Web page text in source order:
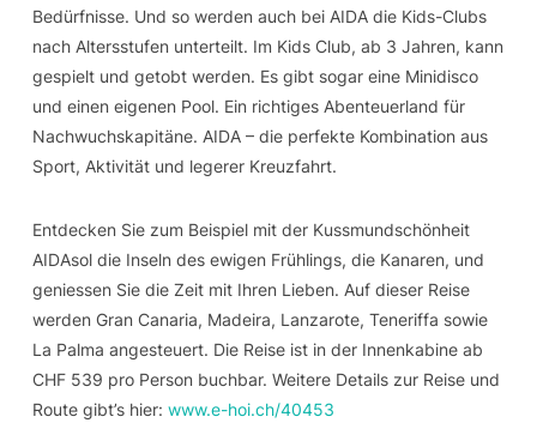
Bedürfnisse. Und so werden auch bei AIDA die Kids-Clubs
nach Altersstufen unterteilt. Im Kids Club, ab 3 Jahren, kann
gespielt und getobt werden. Es gibt sogar eine Minidisco
und einen eigenen Pool. Ein richtiges Abenteuerland für
Nachwuchskapitäne. AIDA – die perfekte Kombination aus
Sport, Aktivität und legerer Kreuzfahrt.
Entdecken Sie zum Beispiel mit der Kussmundschönheit
AIDAsol die Inseln des ewigen Frühlings, die Kanaren, und
geniessen Sie die Zeit mit Ihren Lieben. Auf dieser Reise
werden Gran Canaria, Madeira, Lanzarote, Teneriffa sowie
La Palma angesteuert. Die Reise ist in der Innenkabine ab
CHF 539 pro Person buchbar. Weitere Details zur Reise und
Route gibt’s hier: www.e-hoi.ch/40453